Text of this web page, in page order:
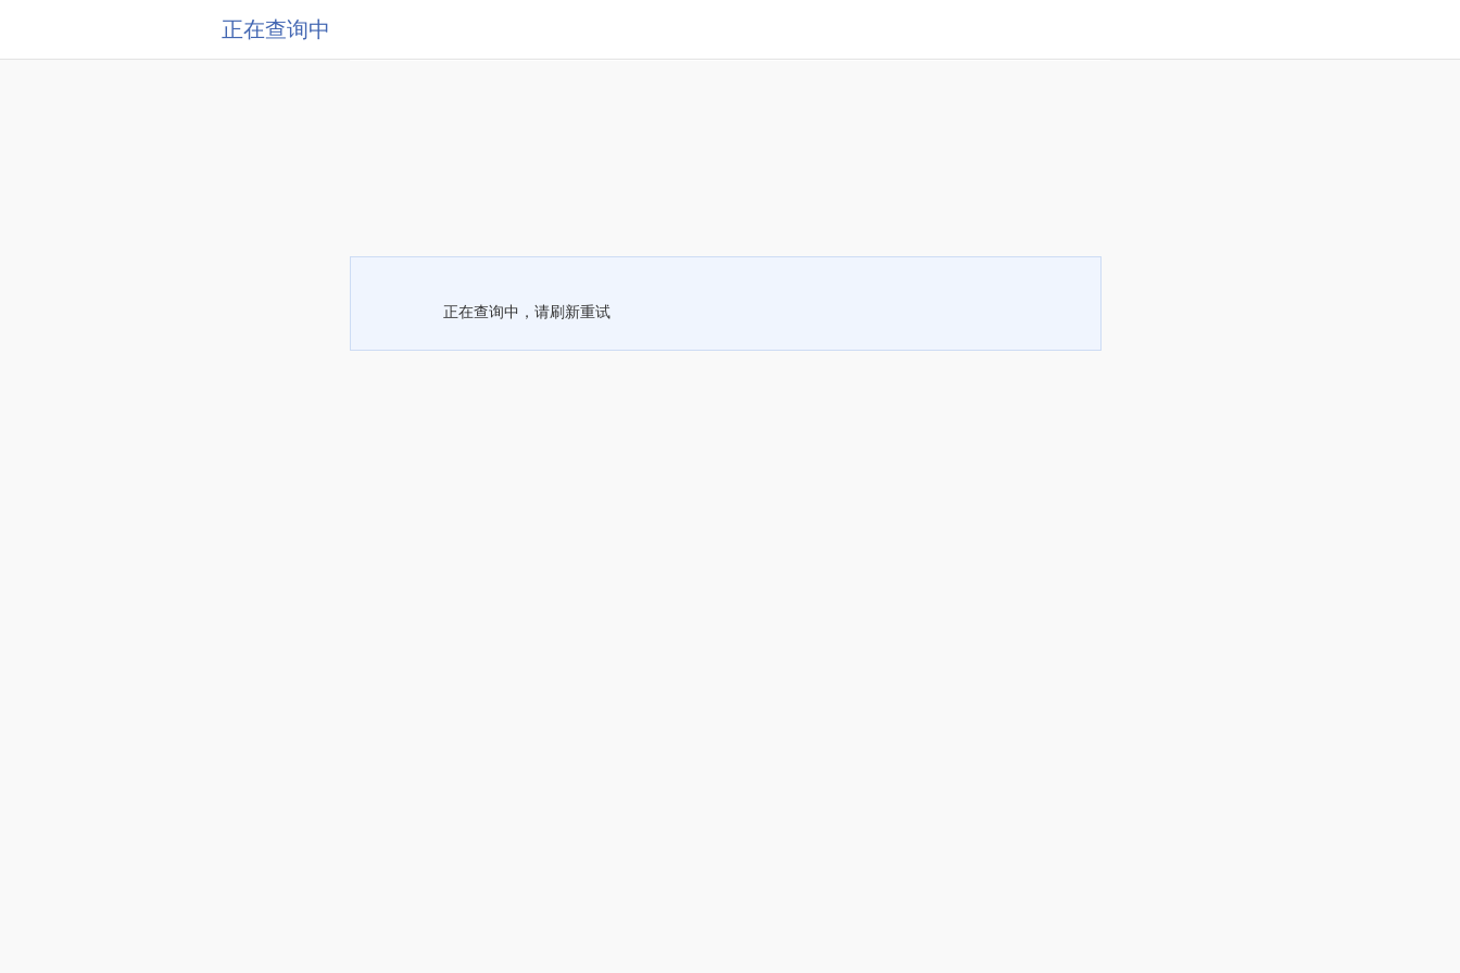
正在查询中
正在查询中，请刷新重试